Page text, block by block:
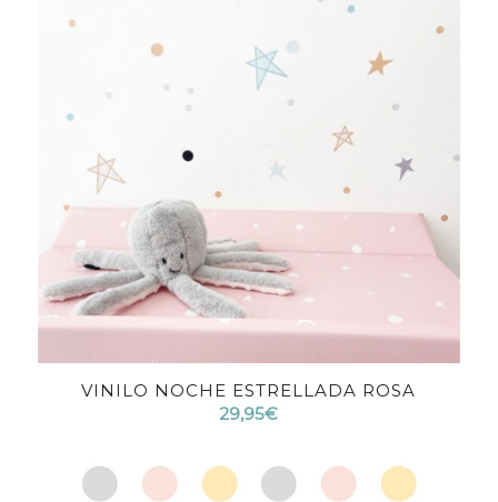
4.38
VINILO NOCHE ESTRELLADA ROSA
29,95€